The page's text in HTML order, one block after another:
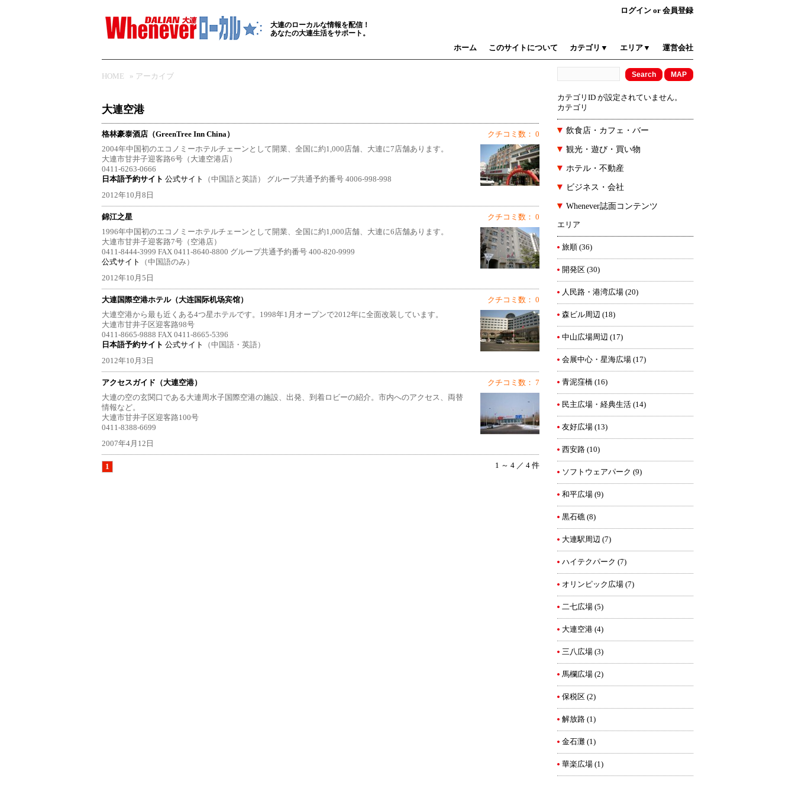
ログイン or 会員登録
大連のローカルな情報を配信！
あなたの大連生活をサポート。
ホーム
このサイトについて カテゴリ▼ エリア▼ 運営会社
HOME » アーカイブ
大連空港
クチコミ数： 0
格林豪泰酒店（GreenTree Inn China）
2004年中国初のエコノミーホテルチェーンとして開業、全国に約1,000店舗、大連に7店舗あります。
大連市甘井子迎客路6号（大連空港店）
0411-6263-0666
日本語予約サイト 公式サイト
（中国語と英語） グループ共通予約番号 4006-998-998
2012年10月8日
クチコミ数： 0
錦江之星
1996年中国初のエコノミーホテルチェーンとして開業、全国に約1,000店舗、大連に6店舗あります。
大連市甘井子迎客路7号（空港店）
0411-8444-3999 FAX 0411-8640-8800 グループ共通予約番号 400-820-9999
公式サイト
（中国語のみ）
2012年10月5日
クチコミ数： 0
大連国際空港ホテル（大连国际机场宾馆）
大連空港から最も近くある4つ星ホテルです。1998年1月オープンで2012年に全面改装しています。
大連市甘井子区迎客路98号
0411-8665-9888 FAX 0411-8665-5396
日本語予約サイト 公式サイト
（中国語・英語）
2012年10月3日
クチコミ数： 7
アクセスガイド（大連空港）
大連の空の玄関口である大連周水子国際空港の施設、出発、到着ロビーの紹介。市内へのアクセス、両替
情報など。
大連市甘井子区迎客路100号
0411-8388-6699
2007年4月12日
1 ～ 4 ／ 4 件
1
カテゴリID が設定されていません。
カテゴリ
飲食店・カフェ・バー
観光・遊び・買い物
ホテル・不動産
ビジネス・会社
Whenever誌面コンテンツ
エリア
旅順 (36)
開発区 (30)
人民路・港湾広場 (20)
森ビル周辺 (18)
中山広場周辺 (17)
会展中心・星海広場 (17)
青泥窪橋 (16)
民主広場・経典生活 (14)
友好広場 (13)
西安路 (10)
ソフトウェアパーク (9)
和平広場 (9)
黒石礁 (8)
大連駅周辺 (7)
ハイテクパーク (7)
オリンピック広場 (7)
二七広場 (5)
大連空港 (4)
三八広場 (3)
馬欄広場 (2)
保税区 (2)
解放路 (1)
金石灘 (1)
華楽広場 (1)